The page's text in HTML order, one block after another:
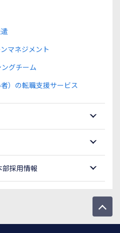
マネジメント
グチーム
）の転職支援サービス
部採用情報